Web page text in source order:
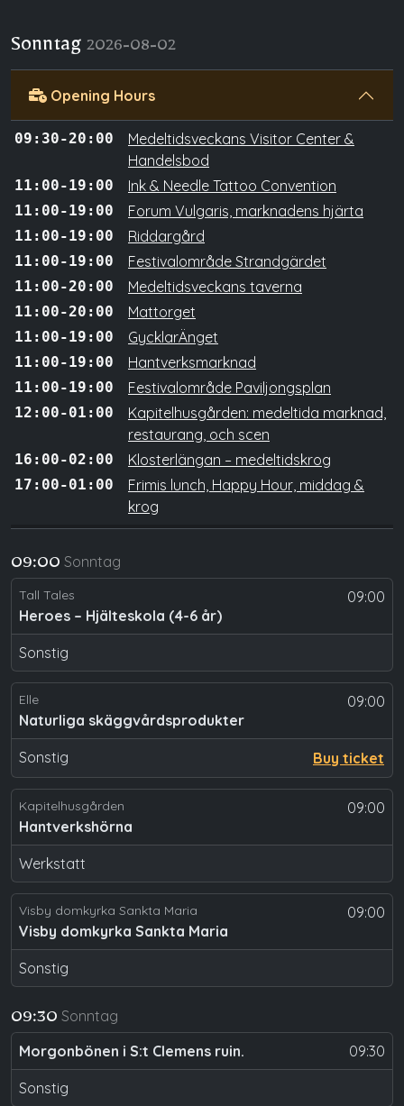
Sonntag 2026-08-02
Opening Hours
09:30-20:00
Medeltidsveckans Visitor Center &
Handelsbod
11:00-19:00 Ink & Needle Tattoo Convention
11:00-19:00 Forum Vulgaris, marknadens hjärta
11:00-19:00 Riddargård
11:00-19:00 Festivalområde Strandgärdet
11:00-20:00 Medeltidsveckans taverna
11:00-20:00 Mattorget
11:00-19:00 GycklarÄnget
11:00-19:00 Hantverksmarknad
11:00-19:00 Festivalområde Paviljongsplan
12:00-01:00
Kapitelhusgården: medeltida marknad,
restaurang, och scen
16:00-02:00 Klosterlängan – medeltidskrog
17:00-01:00
Frimis lunch, Happy Hour, middag &
krog
09:00 Sonntag
09:00
Tall Tales
Heroes – Hjälteskola (4-6 år)
Sonstig
09:00
Elle
Naturliga skäggvårdsprodukter
Sonstig Buy ticket
09:00
Kapitelhusgården
Hantverkshörna
Werkstatt
09:00
Visby domkyrka Sankta Maria
Visby domkyrka Sankta Maria
Sonstig
09:30 Sonntag
09:30
Morgonbönen i S:t Clemens ruin.
Sonstig